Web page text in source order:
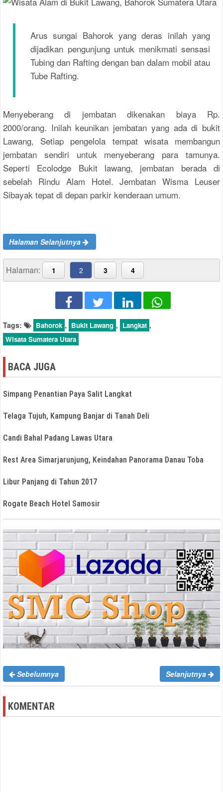
Arus sungai Bahorok yang deras inilah yang
dijadikan pengunjung untuk menikmati sensasi
Tubing dan Rafting dengan ban dalam mobil atau
Tube Rafting.
Menyeberang di jembatan dikenakan biaya Rp.
2000/orang. Inilah keunikan jembatan yang ada di bukit
Lawang, Setiap pengelola tempat wisata membangun
jembatan sendiri untuk menyeberang para tamunya.
Seperti Ecolodge Bukit lawang, jembatan berada di
sebelah Rindu Alam Hotel. Jembatan Wisma Leuser
Sibayak tepat di depan parkir kenderaan umum.
Halaman Sebelumnya
Halaman Selanjutnya
Halaman: 1 2 3 4
Tags: Bahorok , Bukit Lawang , Langkat ,
Wisata Sumatera Utara
BACA JUGA
Simpang Penantian Paya Salit Langkat
Telaga Tujuh, Kampung Banjar di Tanah Deli
Candi Bahal Padang Lawas Utara
Rest Area Simarjarunjung, Keindahan Panorama Danau Toba
Libur Panjang di Tahun 2017
Rogate Beach Hotel Samosir
Sebelumnya Selanjutnya
KOMENTAR